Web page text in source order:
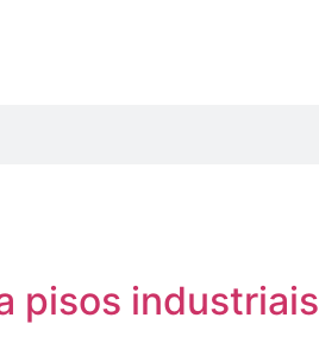
pisos industriais